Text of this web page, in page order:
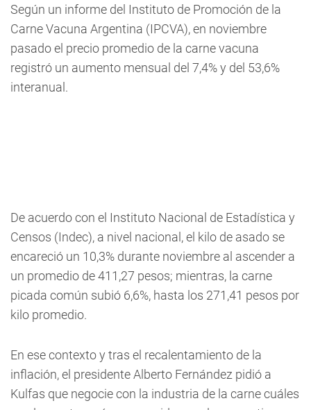
Según un informe del Instituto de Promoción de la
Carne Vacuna Argentina (IPCVA), en noviembre
pasado el precio promedio de la carne vacuna
registró un aumento mensual del 7,4% y del 53,6%
interanual.
De acuerdo con el Instituto Nacional de Estadística y
Censos (Indec), a nivel nacional, el kilo de asado se
encareció un 10,3% durante noviembre al ascender a
un promedio de 411,27 pesos; mientras, la carne
picada común subió 6,6%, hasta los 271,41 pesos por
kilo promedio.
En ese contexto y tras el recalentamiento de la
inflación, el presidente Alberto Fernández pidió a
Kulfas que negocie con la industria de la carne cuáles